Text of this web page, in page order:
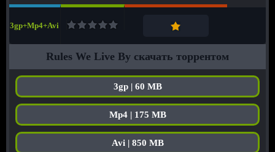
3gp+Mp4+Avi
Rules We Live By скачать торрентом
3gp | 60 MB
Mp4 | 175 MB
Avi | 850 MB